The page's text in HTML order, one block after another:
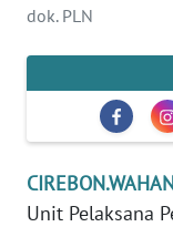
dok. PLN
Unit Pelaksana
SIBER
DISCLAIMER